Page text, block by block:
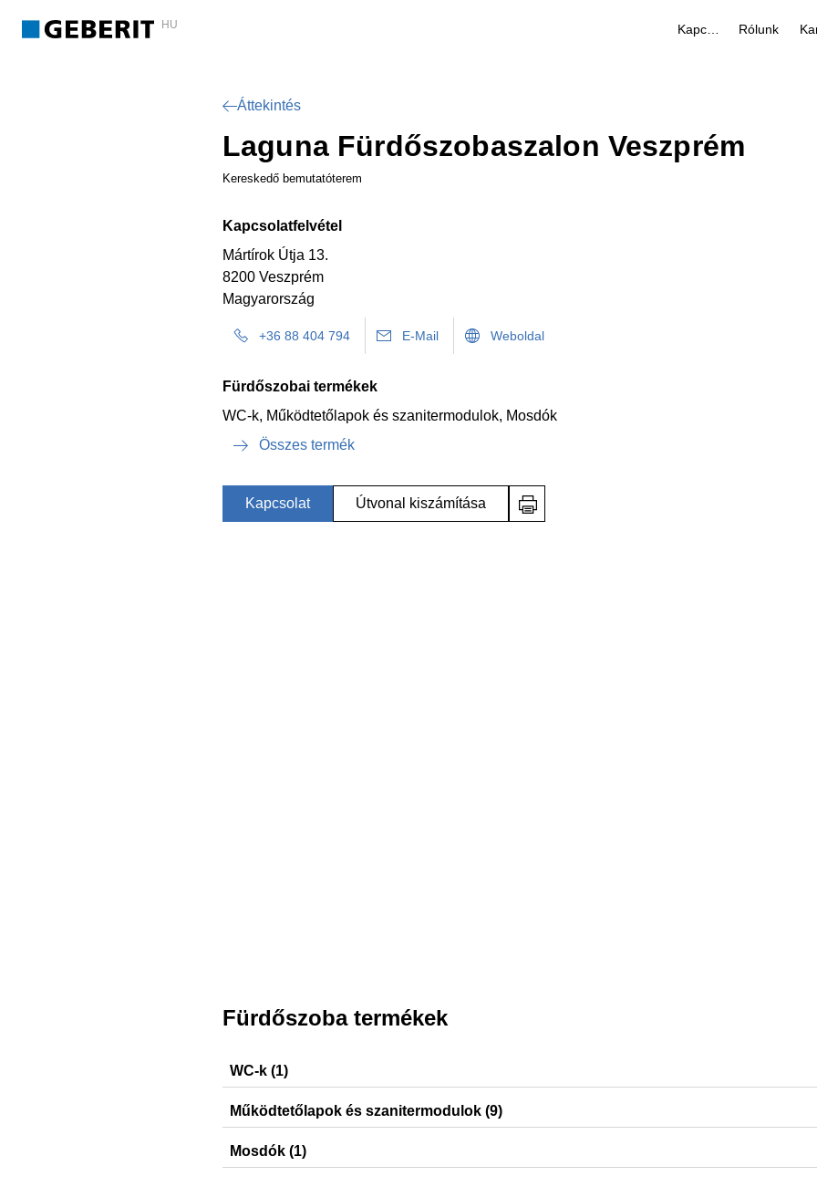
HU Rólunk
Áttekintés
Laguna Fürdőszobaszalon Veszprém
Kereskedő bemutatóterem
Kapcsolatfelvétel
Mártírok Útja 13.
8200 Veszprém
Magyarország
+36 88 404 794 E-Mail Weboldal
Fürdőszobai termékek
WC-k, Működtetőlapok és szanitermodulok, Mosdók
Összes termék
Kapcsolat Útvonal kiszámítása
Fürdőszoba termékek
WC-k (1)
ONE
Működtetőlapok és szanitermodulok (9)
Delta30, Delta50, Delta01, Sigma50, Delta20, Sigma20, Sigma01, Sigma30, DuoFresh
Mosdók (1)